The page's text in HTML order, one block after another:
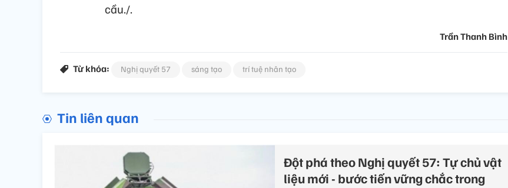
cầu./.
Trần Thanh Bình
Từ khóa: Nghị quyết 57 sáng tạo trí tuệ nhân tạo
Tin liên quan
Đột phá theo Nghị quyết 57: Tự chủ vật
liệu mới - bước tiến vững chắc trong